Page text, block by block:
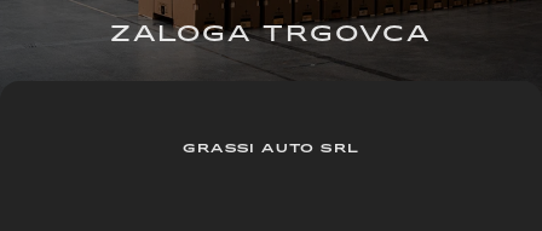
ZALOGA TRGOVCA
GRASSI AUTO SRL